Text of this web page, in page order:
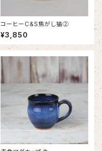
コーヒーC&S焦がし猫②
¥3,850